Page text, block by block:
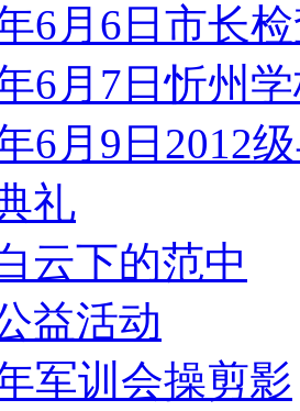
6月6日市长
6月7日忻州
6月9日2012
礼
云下的范中
益活动
军训会操剪影